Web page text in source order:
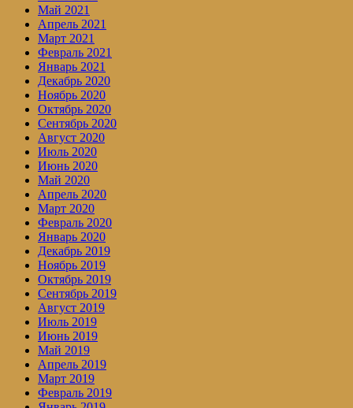
Май 2021
Апрель 2021
Март 2021
Февраль 2021
Январь 2021
Декабрь 2020
Ноябрь 2020
Октябрь 2020
Сентябрь 2020
Август 2020
Июль 2020
Июнь 2020
Май 2020
Апрель 2020
Март 2020
Февраль 2020
Январь 2020
Декабрь 2019
Ноябрь 2019
Октябрь 2019
Сентябрь 2019
Август 2019
Июль 2019
Июнь 2019
Май 2019
Апрель 2019
Март 2019
Февраль 2019